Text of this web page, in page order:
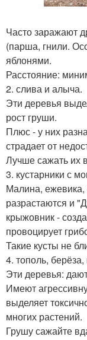
Часто заражают
(парша, гнили.
яблонями.
Расстояние:
2. слива и алыча.
Эти деревья
рост груши.
Плюс - у них
страдает от
Лучше сажать их
3. кустарники с
Малина, ежевика,
разрастаются и
крыжовник -
провоцирует
Такие кусты не
4. тополь,
Эти деревья:
Имеют
выделяет
многих растений.
Грушу сажайте